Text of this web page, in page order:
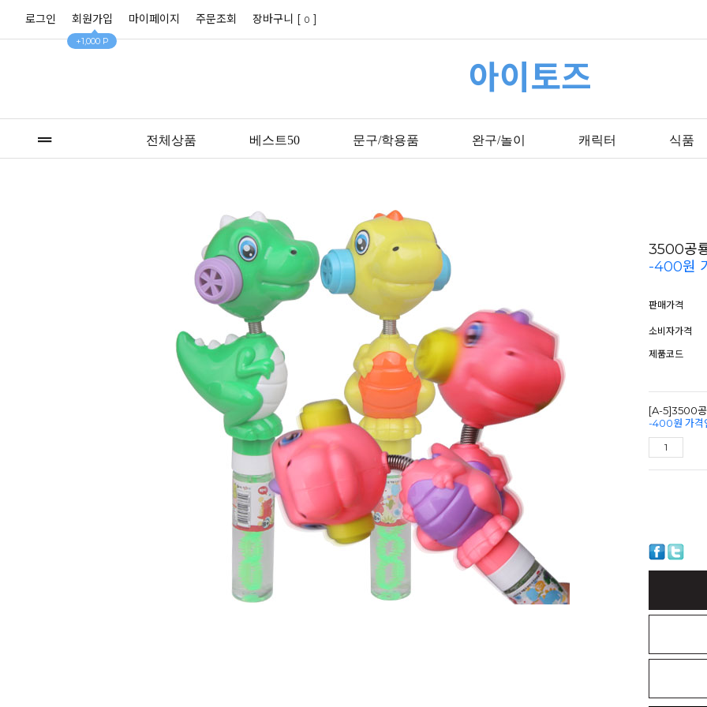
로그인 회원가입
+1,000 P
마이페이지 주문조회 장바구니 [ 0 ]
아이토즈
전체상품 베스트50 문구/학용품 완구/놀이 캐릭터 식품
3500공
-400원
판매가격
소비자가격
제품코드
[A-5]3500공
-400원 가격